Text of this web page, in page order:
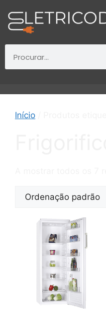
Início